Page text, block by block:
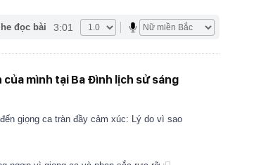
đọc bài 3:01
mình tại Ba Đình lịch sử sáng
giọng ca tràn đầy cảm xúc: Lý do vì sao